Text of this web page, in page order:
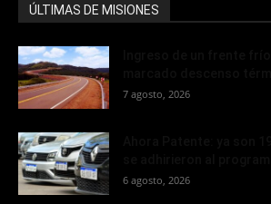
ÚLTIMAS DE MISIONES
7 agosto, 2026
6 agosto, 2026